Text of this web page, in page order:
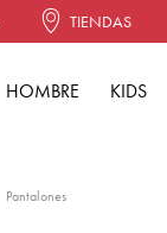
TIENDAS
HOMBRE KIDS
Pantalones